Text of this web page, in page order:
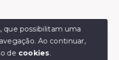
como podemos ajudar?
- Todos os direitos
, que possibilitam uma
Ao continuar,
de cookies.